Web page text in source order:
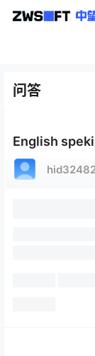
问答
English